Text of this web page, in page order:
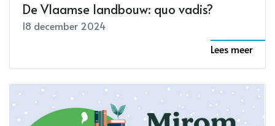
De Vlaamse landbouw: quo vadis?
18 december 2024
Lees meer